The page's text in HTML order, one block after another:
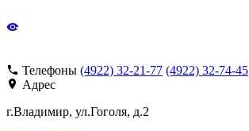
Телефоны (4922) 32-21-77 (4922) 32-74-45
Адрес
г.Владимир, ул.Гоголя, д.2